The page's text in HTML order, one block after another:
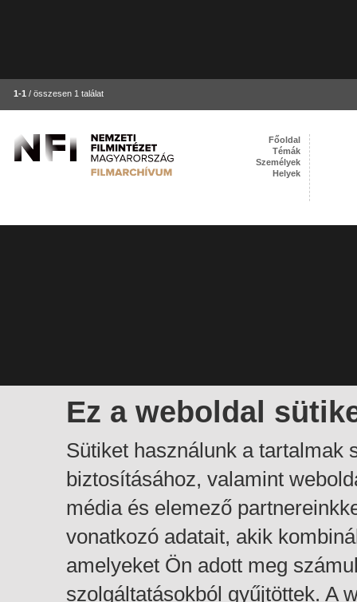
1-1 / összesen 1 találat
Ez a weboldal
Sütiket használunk a tartalmak
biztosításához, valamint
média és elemező
vonatkozó adatait, akik
amelyeket Ön adott meg
szolgáltatásokból gyűjtöttek. A
Főoldal
Témák
Személyek
Helyek